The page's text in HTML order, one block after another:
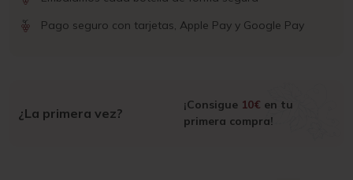
Pago seguro con tarjetas, Apple Pay y Google Pay
¿La primera vez?
¡Consigue 10€ en tu
primera compra!